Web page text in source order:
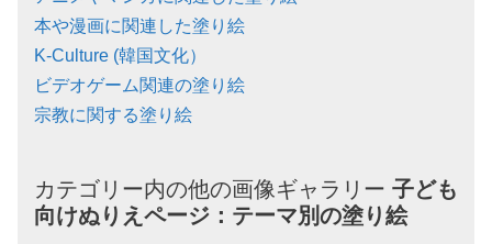
本や漫画に関連した塗り絵
K-Culture (韓国文化）
ビデオゲーム関連の塗り絵
宗教に関する塗り絵
カテゴリー内の他の画像ギャラリー 子ども
向けぬりえページ： テーマ別の塗り絵